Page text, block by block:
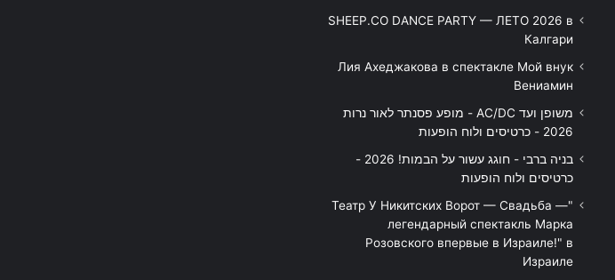
SHEEP.CO DANCE PARTY — ЛЕТО 2026 в
Калгари
Лия Ахеджакова в спектакле Мой внук
Вениамин
משופן ועד AC/DC - מופע פסנתר לאור נרות
2026 - כרטיסים ולוח הופעות
בניה ברבי - חוגג עשור על הבמות! 2026 -
כרטיסים ולוח הופעות
"Театр У Никитских Ворот — Свадьба —
легендарный спектакль Марка
Розовского впервые в Израиле!" в
Израиле